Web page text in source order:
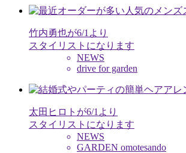
竹内勇也が6/1より
スタイリストになります
NEWS
drive for garden
太田ヒロトが6/1より
スタイリストになります
NEWS
GARDEN omotesando